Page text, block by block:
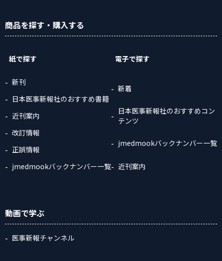
商品を探す ・購入する
紙で探す
新刊
日本医事新報社のおすすめ書籍
近刊案内
改訂情報
正誤情報
jmedmookバックナンバー一覧
電子で探す
新着
日本医事新報社のおすすめコン
テンツ
jmedmookバックナンバー一覧
近刊案内
動画で学ぶ
医事新報チャンネル